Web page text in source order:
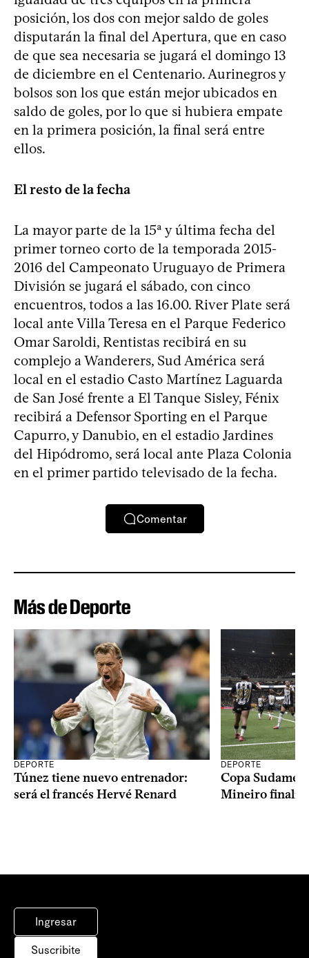
posición, los dos con mejor saldo de goles
disputarán la final del Apertura, que en caso
de que sea necesaria se jugará el domingo 13
de diciembre en el Centenario. Aurinegros y
bolsos son los que están mejor ubicados en
saldo de goles, por lo que si hubiera empate
en la primera posición, la final será entre
ellos.
El resto de la fecha
La mayor parte de la 15ª y última fecha del
primer torneo corto de la temporada 2015-
2016 del Campeonato Uruguayo de Primera
División se jugará el sábado, con cinco
encuentros, todos a las 16.00. River Plate será
local ante Villa Teresa en el Parque Federico
Omar Saroldi, Rentistas recibirá en su
complejo a Wanderers, Sud América será
local en el estadio Casto Martínez Laguarda
de San José frente a El Tanque Sisley, Fénix
recibirá a Defensor Sporting en el Parque
Capurro, y Danubio, en el estadio Jardines
del Hipódromo, será local ante Plaza Colonia
en el primer partido televisado de la fecha.
Comentar
Más de Deporte
DEPORTE
Túnez tiene nuevo entrenador:
será el francés Hervé Renard
DEPORTE
Copa
Mineiro
Ingresar
Suscribite